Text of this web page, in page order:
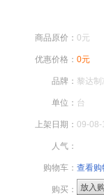
商品原价： 0元
优惠价格： 0元
品牌： 黎达制
单位： 台
上架日期： 09-08-
人气：
购物车： 查看购
购买： 放入